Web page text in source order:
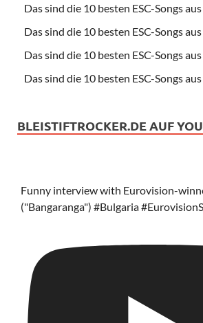
Das sind die 10 besten ESC-Songs
Das sind die 10 besten ESC-Songs
Das sind die 10 besten ESC-Songs
Das sind die 10 besten ESC-Songs
BLEISTIFTROCKER.DE AUF
Funny interview with Eurovision-
("Bangaranga") #Bulgaria